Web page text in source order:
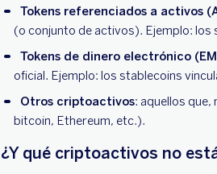
Tokens referenciados a activos
(o conjunto de activos). Ejemplo: los
Tokens de dinero electrónico
oficial. Ejemplo: los stablecoins
Otros criptoactivos: aquellos
bitcoin, Ethereum, etc.).
¿Y qué criptoactivos no